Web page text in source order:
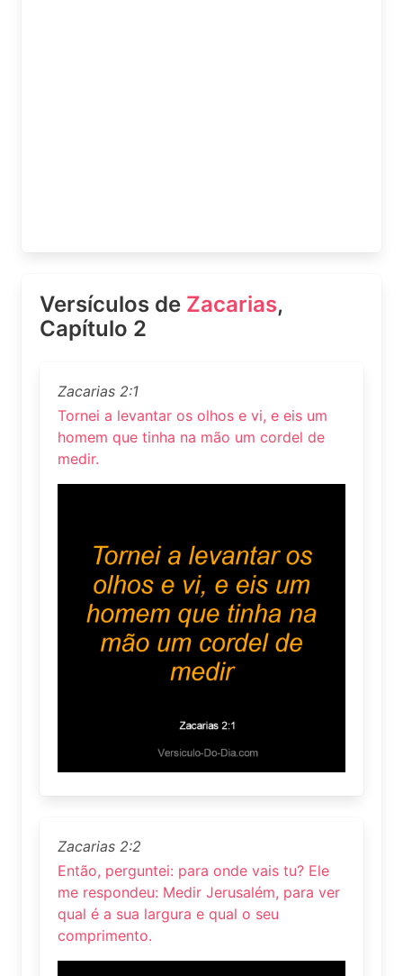
Versículos de Zacarias,
Capítulo 2
Zacarias 2:1
Tornei a levantar os olhos e vi, e eis um
homem que tinha na mão um cordel de
medir.
Zacarias 2:2
Então, perguntei: para onde vais tu? Ele
me respondeu: Medir Jerusalém, para ver
qual é a sua largura e qual o seu
comprimento.